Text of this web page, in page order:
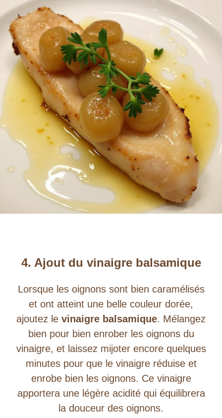
4. Ajout du vinaigre balsamique
Lorsque les oignons sont bien caramélisés
et ont atteint une belle couleur dorée,
ajoutez le vinaigre balsamique. Mélangez
bien pour bien enrober les oignons du
vinaigre, et laissez mijoter encore quelques
minutes pour que le vinaigre réduise et
enrobe bien les oignons. Ce vinaigre
apportera une légère acidité qui équilibrera
la douceur des oignons.